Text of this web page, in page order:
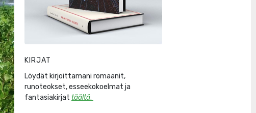
KIRJAT
Löydät kirjoittamani romaanit,
runoteokset, esseekokoelmat ja
fantasiakirjat täältä.